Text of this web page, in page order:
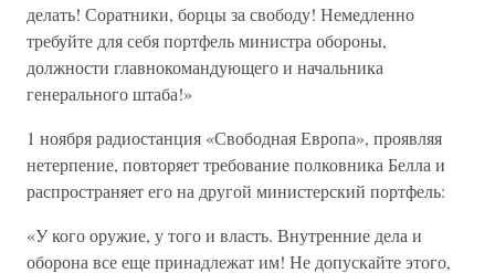
делать! Соратники, борцы за свободу! Немедленно
требуйте для себя портфель министра обороны,
должности главнокомандующего и начальника
генерального штаба!»
1 ноября радиостанция «Свободная Европа», проявляя
нетерпение, повторяет требование полковника Белла и
распространяет его на другой министерский портфель:
«У кого оружие, у того и власть. Внутренние дела и
оборона все еще принадлежат им! Не допускайте этого,